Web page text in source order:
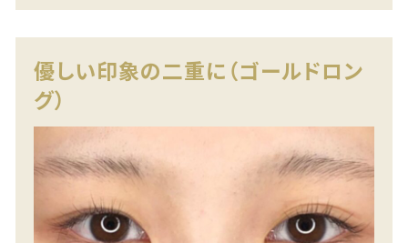
優しい印象の二重に（ゴールドロン
グ）